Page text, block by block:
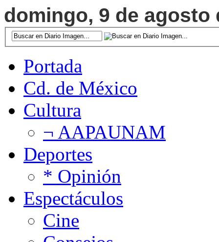
domingo, 9 de agosto
Portada
Cd. de México
Cultura
¬ AAPAUNAM
Deportes
* Opinión
Espectáculos
Cine